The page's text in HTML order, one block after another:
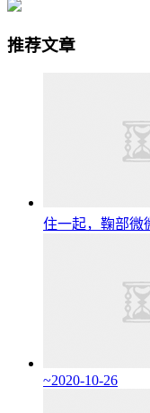
推荐文章
住一起，鞠部微
~2020-10-26